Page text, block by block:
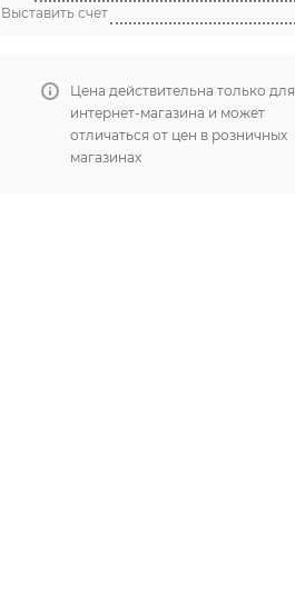
Выставить счет
Цена действительна только для
интернет-магазина и может
отличаться от цен в розничных
магазинах